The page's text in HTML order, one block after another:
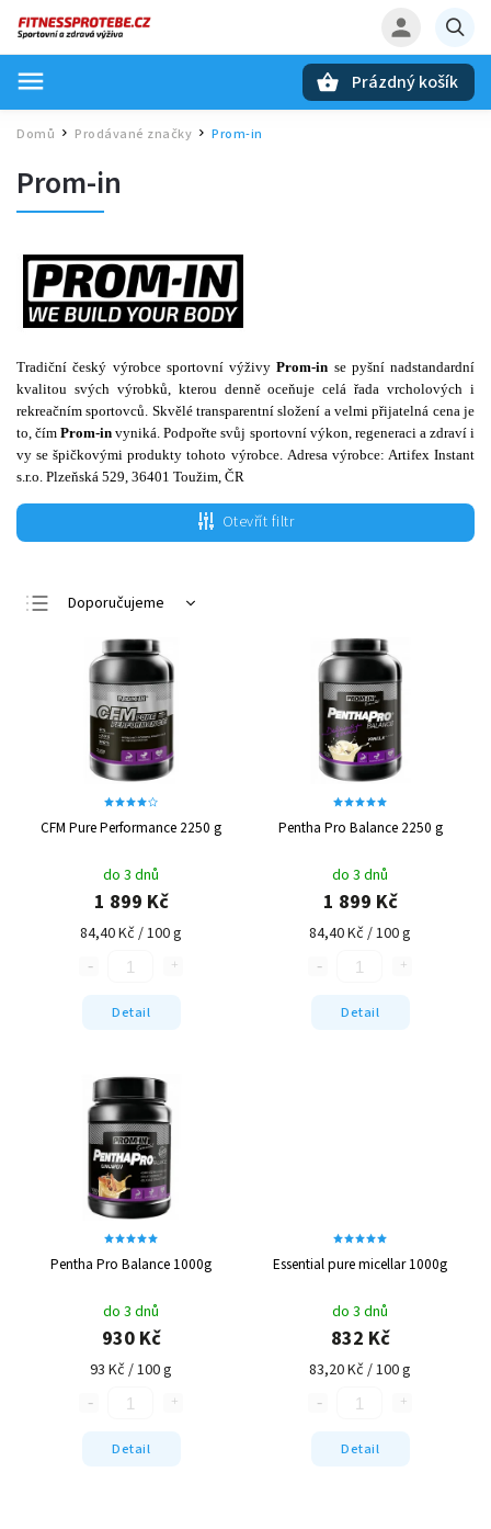
Prázdný košík
Domů / Prodávané značky / Prom-in
Prom-in
Tradiční český výrobce sportovní výživy Prom-in se pyšní nadstandardní
kvalitou svých výrobků, kterou denně oceňuje celá řada vrcholových i
rekreačním sportovců. Skvělé transparentní složení a velmi přijatelná cena je
to, čímProm-in vyniká. Podpořte svůj sportovní výkon, regeneraci a zdraví i
vy se špičkovými produkty tohoto výrobce. Adresa výrobce: Artifex Instant
s.r.o. Plzeňská 529, 36401 Toužim, ČR
Otevřít filtr
Doporučujeme
Nejlevnější
Nejdražší
Nejprodávanější
Abecedně
CFM Pure Performance 2250 g
do 3 dnů
1 899 Kč
84,40 Kč / 100 g
Detail
Pentha Pro Balance 2250 g
do 3 dnů
1 899 Kč
84,40 Kč / 100 g
Detail
Pentha Pro Balance 1000g
do 3 dnů
930 Kč
93 Kč / 100 g
Detail
Essential pure micellar 1000g
do 3 dnů
832 Kč
83,20 Kč / 100 g
Detail